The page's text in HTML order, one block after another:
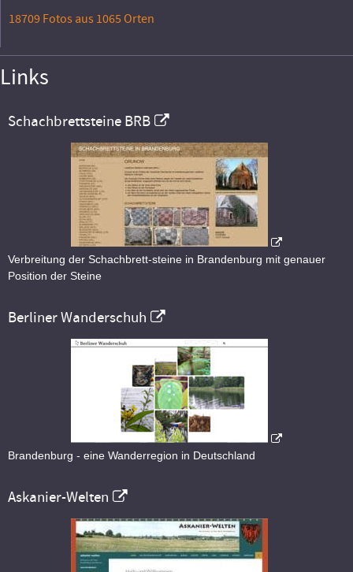
18709 Fotos aus 1065 Orten
Links
Schachbrettsteine BRB
Verbreitung der Schachbrett-steine in Brandenburg mit genauer
Position der Steine
Berliner Wanderschuh
Brandenburg - eine Wanderregion in Deutschland
Askanier-Welten